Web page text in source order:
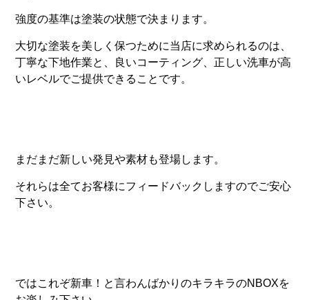
強度の基準は塗装の状態で決まります。
大切な塗装を美しく保つために当店に求められるのは、
丁寧な下地作業と、良いコーティング、正しい洗車が高
いレベルでご提供できることです。
まだまだ新しい発見や素材も登場します。
それらは全てお客様にフィードバックしますのでご安心
下さい。
ではこれぞ新車！と言わんばかりのキラキラのNBOXを